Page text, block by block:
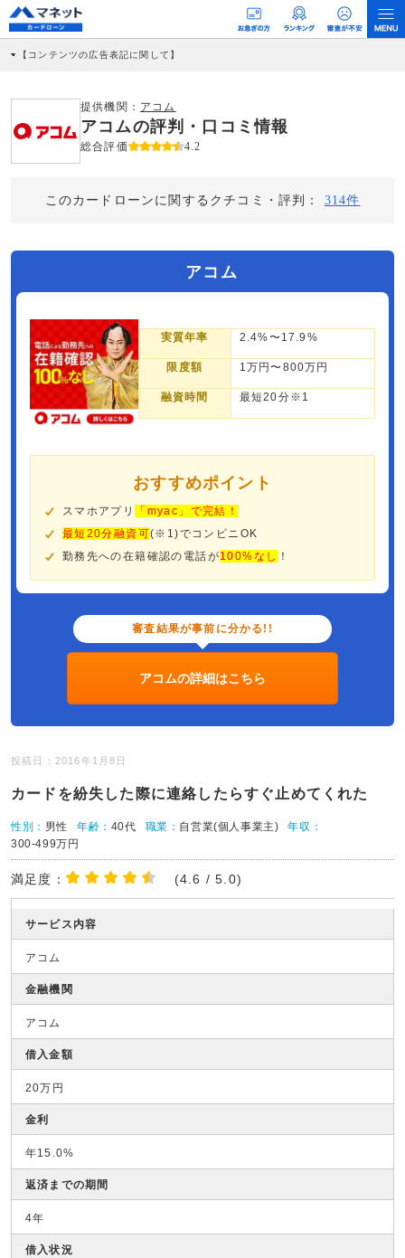
【コンテンツの広告表記に関して】
社に対して企業から紹介報酬が支払われるという収益モデルです。 ただし、特定の
商品を根拠なくPRするものではなく、当編集部の調査／ユーザーへの口コミ収集な
どに基づき、公平性を担保した情報提供を行っています。
>提携企業一覧
提供機関： アコム
アコムの評判・口コミ情報
総合評価 4.2
このカードローンに関するクチコミ・評判： 314件
アコム
実質年率 2.4%〜17.9%
限度額 1万円〜800万円
融資時間 最短20分※1
おすすめポイント
スマホアプリ
「myac」で完結！
最短20分融資可(※1)でコンビニOK
勤務先への在籍確認の電話が100%なし ！
審査結果が事前に分かる!!
アコムの詳細はこちら
投稿日：2016年1月8日
カードを紛失した際に連絡したらすぐ止めてくれた
性別： 男性 年齢： 40代 職業： 自営業(個人事業主)
年収：
300-499万円
満足度： (4.6 / 5.0)
サービス内容
アコム
金融機関
アコム
借入金額
20万円
金利
年15.0%
返済までの期間
4年
借入状況